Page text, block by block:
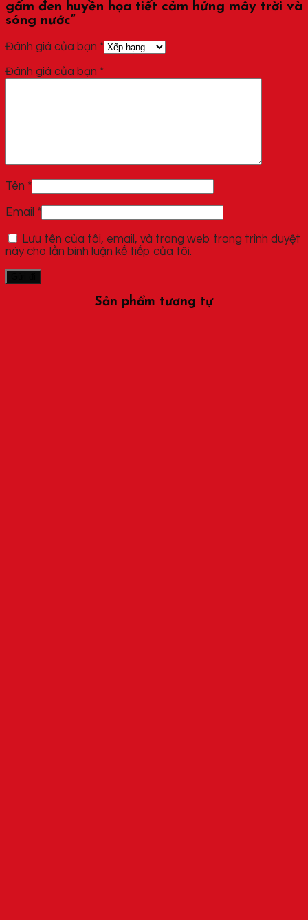
gấm đen huyền họa tiết cảm hứng mây trời và
sóng nước”
Đánh giá của bạn *
Đánh giá của bạn *
Tên *
Email *
Lưu tên của tôi, email, và trang web trong trình duyệt
này cho lần bình luận kế tiếp của tôi.
Sản phẩm tương tự